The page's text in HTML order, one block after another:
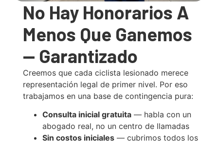
No Hay Honorarios A
Menos Que Ganemos
— Garantizado
Creemos que cada ciclista lesionado merece
representación legal de primer nivel. Por eso
trabajamos en una base de contingencia pura:
Consulta inicial gratuita— habla con un
abogado real, no un centro de llamadas
Sin costos iniciales— cubrimos todos los